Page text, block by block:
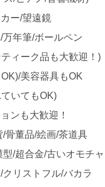
ー/望遠鏡
万年筆/ボールペン
ィーク品も大歓迎！)
美容器具もOK
いてもOK)
ンも大歓迎！
/骨董品/絵画/茶道具
型/超合金/古いオモチャ
クリストフル/バカラ